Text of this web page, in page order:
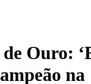
Ouro:
na